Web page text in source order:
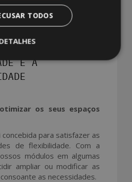
DADA À
E À
os seus espaços
concebida para satisfazer as
de flexibilidade. Com a
módulos em algumas
ampliar ou modificar as
as necessidades.
TODOS